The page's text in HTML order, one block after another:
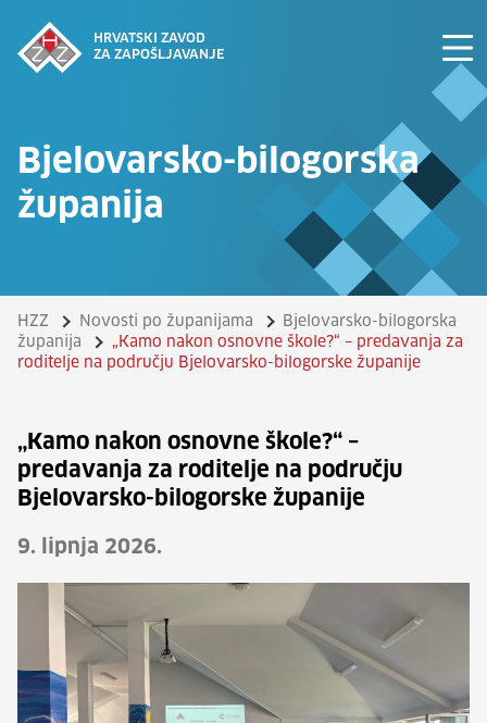
HRVATSKI ZAVOD
ZA ZAPOŠLJAVANJE
Bjelovarsko-bilogorska
županija
HZZ Novosti po županijama
Bjelovarsko-bilogorska
županija
„Kamo nakon osnovne škole?“ – predavanja za
roditelje na području Bjelovarsko-bilogorske županije
„Kamo nakon osnovne škole?“ –
predavanja za roditelje na području
Bjelovarsko-bilogorske županije
9. lipnja 2026.